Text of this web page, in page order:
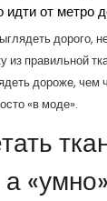
идти от метро
дорого,
из правильной
дороже, чем
«в моде».
а «умно»